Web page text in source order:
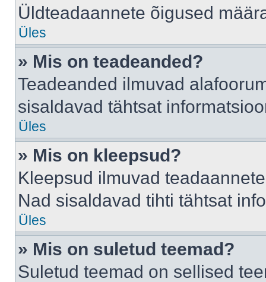
Üldteadaannete õigused
Üles
» Mis on teadeanded?
Teadeanded ilmuvad
sisaldavad tähtsat
Üles
» Mis on kleepsud?
Kleepsud ilmuvad
Nad sisaldavad tihti tähtsat
Üles
» Mis on suletud teemad?
Suletud teemad on sellised